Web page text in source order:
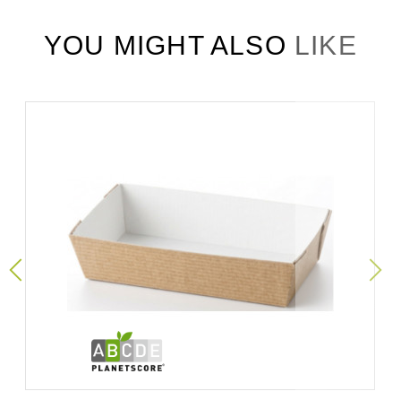
YOU MIGHT ALSO LIKE